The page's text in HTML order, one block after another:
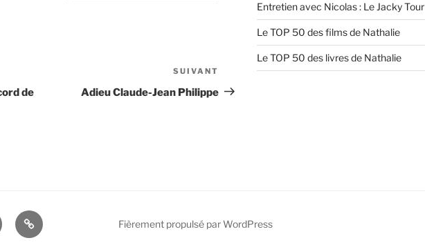
de
suivant
SUIVANT
Adieu Claude-Jean Philippe
Entretien avec Nicolas : Le Jacky Tour
Le TOP 50 des films de Nathalie
Le TOP 50 des livres de Nathalie
Blog
Lucille
Fièrement propulsé par WordPress